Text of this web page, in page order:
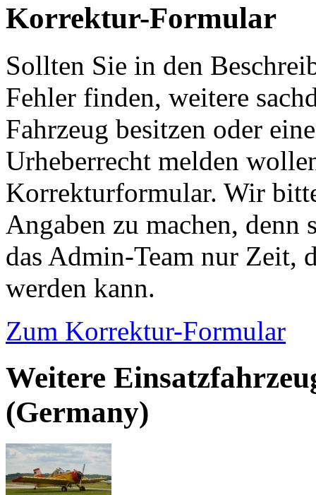
Korrektur-Formular
Sollten Sie in den
Fehler finden, weitere
Fahrzeug besitzen oder
Urheberrecht melden
Korrekturformular. Wir
Angaben zu machen,
das Admin-Team nur Zeit,
werden kann.
Zum Korrektur-Formular
Weitere
(Germany)